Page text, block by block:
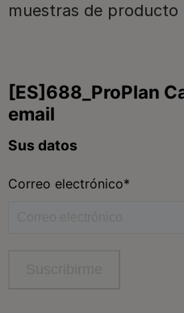
muestras de producto